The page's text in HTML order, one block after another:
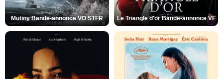
Mutiny Bande-annonce VO STFR Le Triangle d'or Bande-annonce VF